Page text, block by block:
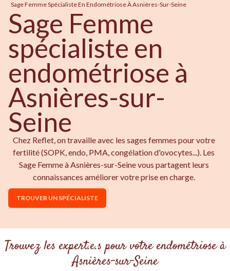
Sage Femme Spécialiste En Endométriose À Asnières-Sur-Seine
Sage Femme
spécialiste en
endométriose à
Asnières-sur-
Seine
Chez Reflet, on travaille avec les sages femmes pour votre
fertilité (SOPK, endo, PMA, congélation d'ovocytes...). Les
Sage Femme à Asnières-sur-Seine vous partagent leurs
connaissances améliorer votre prise en charge.
TROUVER UN SPÉCIALISTE
Trouvez les expert.e.s pour votre endométriose à
Asnières-sur-Seine